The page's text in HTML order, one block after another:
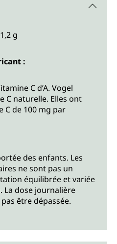
g
:
C d’A. Vogel
C naturelle. Elles ont
C de 100 mg par
des enfants. Les
ne sont pas un
équilibrée et variée
La dose journalière
être dépassée.